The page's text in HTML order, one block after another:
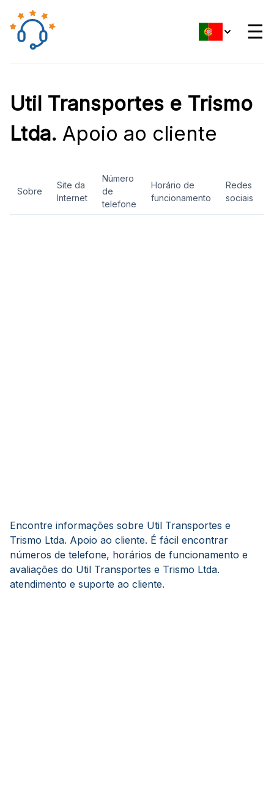
☰
Util Transportes e Trismo
Ltda. Apoio ao cliente
Sobre
Site da
Internet
Número
de
telefone
Horário de
funcionamento
Redes
sociais
Encontre informações sobre Util Transportes e
Trismo Ltda. Apoio ao cliente. É fácil encontrar
números de telefone, horários de funcionamento e
avaliações do Util Transportes e Trismo Ltda.
atendimento e suporte ao cliente.